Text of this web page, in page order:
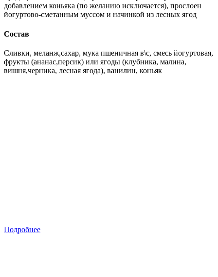
добавлением коньяка (по желанию исключается), прослоен
йогуртово-сметанным муссом и начинкой из лесных ягод
Состав
Сливки, меланж,сахар, мука пшеничная в\с, смесь йогуртовая,
фрукты (ананас,персик) или ягоды (клубника, малина,
вишня,черника, лесная ягода), ванилин, коньяк
Подробнее